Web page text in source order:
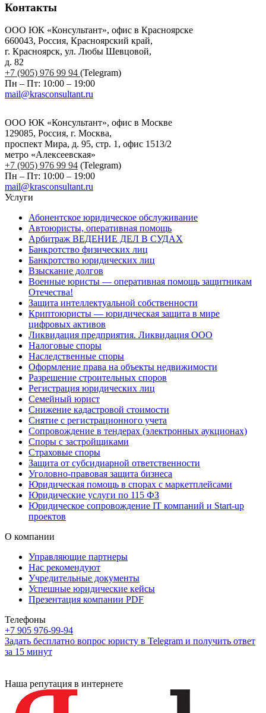
Контакты
ООО ЮК «Консультант», офис в Красноярске
660043, Россия, Красноярский край,
г. Красноярск, ул. Любы Шевцовой,
д. 82
+7 (905) 976 99 94 (Telegram)
Пн – Пт: 10:00 – 19:00
mail@krasconsultant.ru
ООО ЮК «Консультант», офис в Москве
129085, Россия, г. Москва,
проспект Мира, д. 95, стр. 1, офис 1513/2
метро «Алексеевская»
+7 (905) 976 99 94 (Telegram)
Пн – Пт: 10:00 – 19:00
mail@krasconsultant.ru
Услуги
Абонентское юридическое обслуживание
Автоюристы, оперативная помощь
Арбитраж ВЕДЕНИЕ ДЕЛ В СУДАХ
Банкротство физических лиц
Банкротство юридических лиц
Взыскание долгов
Военные юристы — оперативная помощь защитникам
Отечества!
Защита интеллектуальной собственности
Криптоюристы — юридическая защита в мире
цифровых активов
Ликвидация предприятия. Ликвидация ООО
Налоговые споры
Наследственные споры
Оформление права на объекты недвижимости
Разрешение строительных споров
Регистрация юридических лиц
Семейный юрист
Снижение кадастровой стоимости
Снятие с регистрационного учета
Сопровождение в тендерах (электронных аукционах)
Споры с застройщиками
Страховые споры
Защита от субсидиарной ответственности
Уголовно-правовая защита бизнеса
Юридическая помощь в спорах с маркетплейсами
Юридические услуги по 115 ФЗ
Юридическое сопровождение IT компаний и Start-up
проектов
О компании
Управляющие партнеры
Нас рекомендуют
Учредительные документы
Успешные юридические кейсы
Презентация компании PDF
Телефоны
+7 905 976-99-94
Задать бесплатно вопрос юристу в Telegram и получить ответ
за 15 минут
Наша репутация в интернете